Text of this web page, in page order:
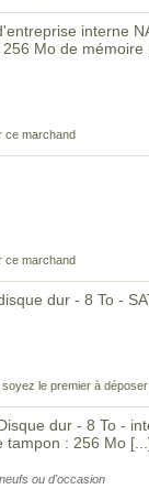
interne
256 Mo de mémoire
ce marchand
ce marchand
dur - 8 To -
le premier à
dur - 8 To -
tampon : 256 Mo
ou d'occasion